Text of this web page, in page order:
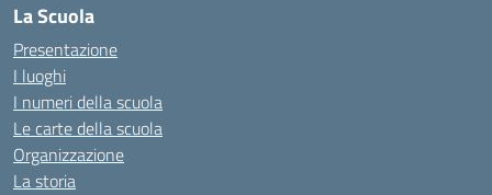
La Scuola
Presentazione
I luoghi
I numeri della scuola
Le carte della scuola
Organizzazione
La storia